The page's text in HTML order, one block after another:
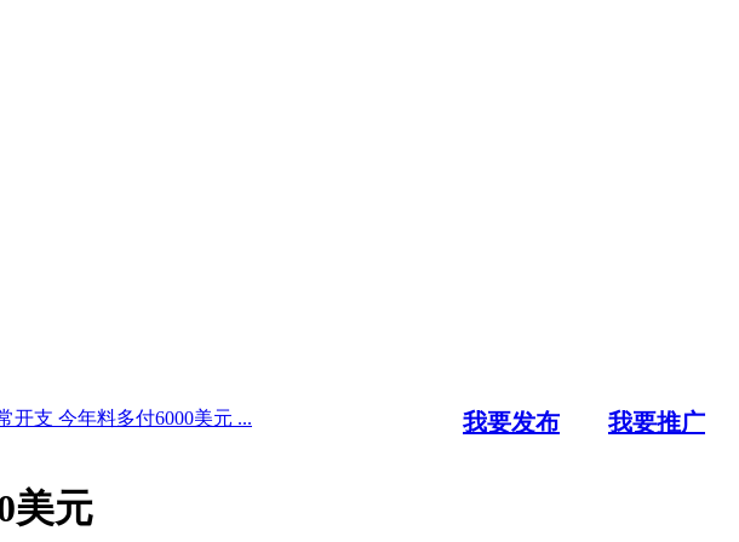
我要发布 我要推广
开支 今年料多付6000美元 ...
美元